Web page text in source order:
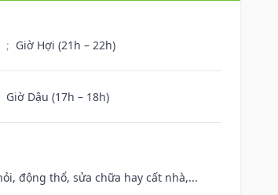
; Giờ Hợi (21h – 22h)
Giờ Dậu (17h – 18h)
động thổ, sửa chữa hay cất nhà,...